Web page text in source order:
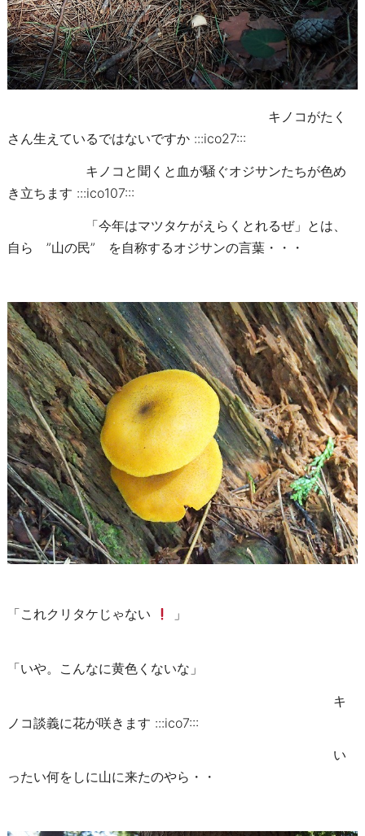
キノコがたく
さん生えているではないですか :::ico27:::
キノコと聞くと血が騒ぐオジサンたちが色め
き立ちます :::ico107:::
「今年はマツタケがえらくとれるぜ」とは、
自ら ”山の民” を自称するオジサンの言葉・・・
「これクリタケじゃない 」
「いや。こんなに黄色くないな」
キ
ノコ談義に花が咲きます :::ico7:::
い
ったい何をしに山に来たのやら・・